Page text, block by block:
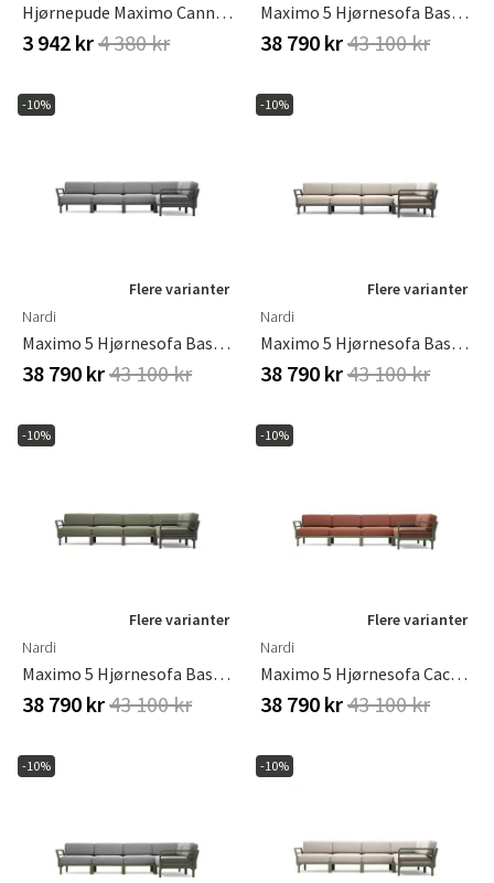
Hjørnepude Maximo Cannella Sunbrella
3 942 kr4 380 kr
Maximo 5 Hjørnesofa Basalto - Cannella
38 790 kr43 100 kr
-10%
Flere varianter
Nardi
Maximo 5 Hjørnesofa Basalto - Lava
38 790 kr43 100 kr
-10%
Flere varianter
Nardi
Maximo 5 Hjørnesofa Basalto - Perla
38 790 kr43 100 kr
-10%
Flere varianter
Nardi
Maximo 5 Hjørnesofa Basalto - Timo
38 790 kr43 100 kr
-10%
Flere varianter
Nardi
Maximo 5 Hjørnesofa Cactus - Cannella
38 790 kr43 100 kr
-10% -10%